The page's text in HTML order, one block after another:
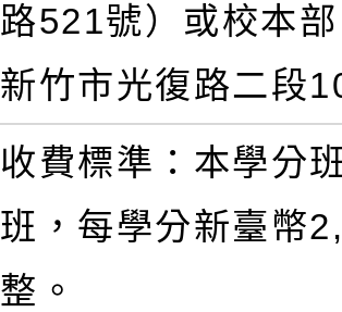
路521號）或校本
新竹市光復路二段
收費標準：本學分
班，每學分新臺幣
整。